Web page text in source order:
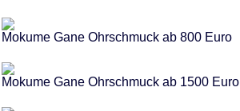
Mokume Gane Ohrschmuck ab 800 Euro
Mokume Gane Ohrschmuck ab 1500 Euro